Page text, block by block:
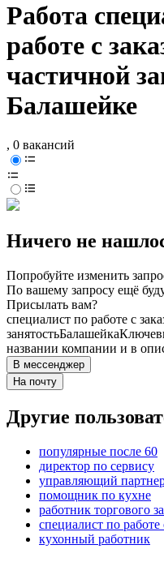
Работа
работе с
частичной
Балашейке
, 0 вакансий
Ничего не
Попробуйте изменить
По вашему запросу ещё
Присылать вам?
специалист по работе с
занятостьБалашейка
названии компании и в
В мессенджер
На почту
Другие
популярные после 60
директор по сервису
управляющий
помощник по кухне
работник торгового
специалист по
кухонный работник